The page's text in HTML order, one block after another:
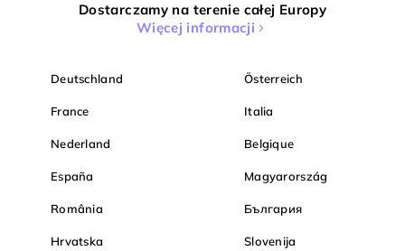
Dostarczamy na terenie całej Europy
Więcej informacji
Deutschland Österreich
France Italia
Nederland Belgique
España Magyarország
România България
Hrvatska Slovenija